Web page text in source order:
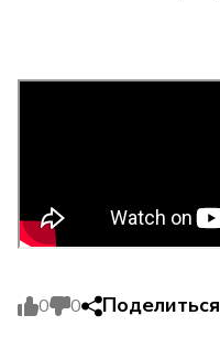
0 0 Поделиться